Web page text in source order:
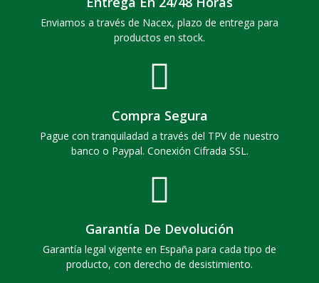
Enviamos a través de Nacex, plazo de entrega para
productos en stock.
Compra Segura
Pague con tranquiladad a través del TPV de nuestro
banco o Paypal. Conexión Cifrada SSL.
Garantía De Devolución
Garantía legal vigente en España para cada tipo de
producto, con derecho de desistimiento.